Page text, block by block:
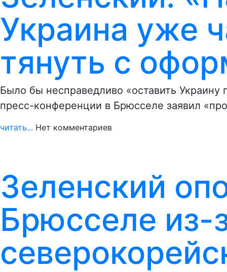
Украина уже
тянуть с
Было бы несправедливо «оставить
пресс-конференции в Брюсселе заявил
читать... Нет комментариев
Зеленский
Брюсселе из-